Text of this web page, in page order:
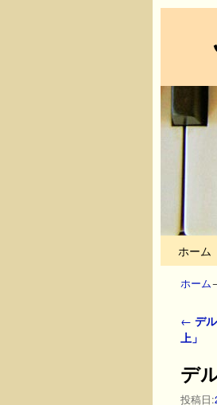
ホーム
ホーム
投稿
← デ
上」
デ
投稿日: